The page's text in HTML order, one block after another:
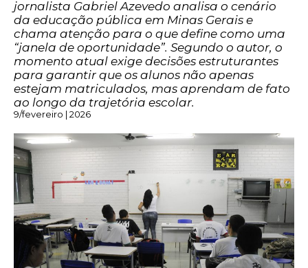
jornalista Gabriel Azevedo analisa o cenário
da educação pública em Minas Gerais e
chama atenção para o que define como uma
“janela de oportunidade”. Segundo o autor, o
momento atual exige decisões estruturantes
para garantir que os alunos não apenas
estejam matriculados, mas aprendam de fato
ao longo da trajetória escolar.
9/fevereiro | 2026